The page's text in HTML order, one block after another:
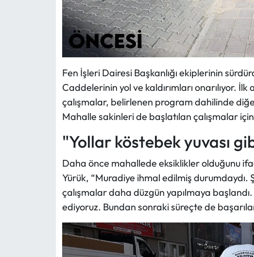
Fen İşleri Dairesi Başkanlığı ekiplerinin
Caddelerinin yol ve kaldırımları onarılıyor.
çalışmalar, belirlenen program dahilinde
Mahalle sakinleri de başlatılan çalışmalar
"Yollar köstebek yuvası
Daha önce mahallede eksiklikler olduğunu
Yürük, “Muradiye ihmal edilmiş durumdaydı.
çalışmalar daha düzgün yapılmaya
ediyoruz. Bundan sonraki süreçte de